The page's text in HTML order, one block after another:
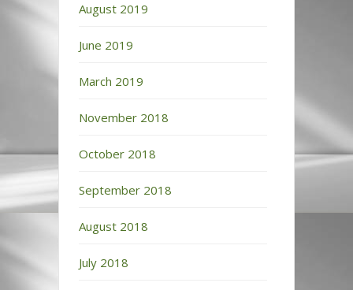
August 2019
June 2019
March 2019
November 2018
October 2018
September 2018
August 2018
July 2018